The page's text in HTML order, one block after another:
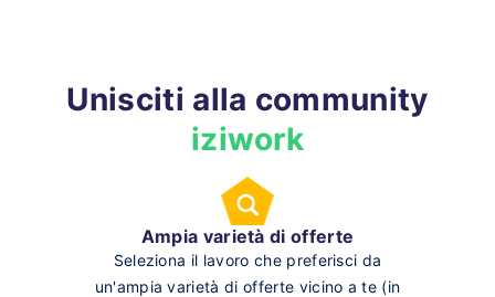
Unisciti alla community
iziwork
Ampia varietà di offerte
Seleziona il lavoro che preferisci da
un'ampia varietà di offerte vicino a te (in